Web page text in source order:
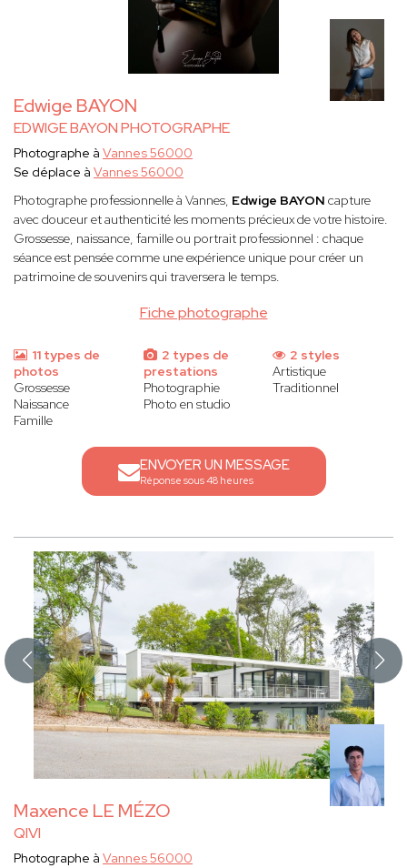
Edwige BAYON
EDWIGE BAYON PHOTOGRAPHE
Fiche photographe
Photographe à Vannes 56000
Se déplace à Vannes 56000
Photographe professionnelle à Vannes, Edwige BAYON capture
avec douceur et authenticité les moments précieux de votre histoire.
Grossesse, naissance, famille ou portrait professionnel : chaque
séance est pensée comme une expérience unique pour créer un
patrimoine de souvenirs qui traversera le temps.
11 types de
photos
Grossesse
Naissance
Famille
2 types de
prestations
Photographie
Photo en studio
2 styles
Artistique
Traditionnel
ENVOYER UN MESSAGE
Réponse sous 48 heures
Maxence LE MÉZO
QIVI
Photographe à Vannes 56000